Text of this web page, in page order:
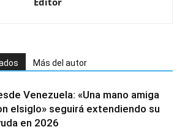
Más del autor
Venezuela: «Una mano amiga
elsiglo» seguirá extendiendo su
en 2026